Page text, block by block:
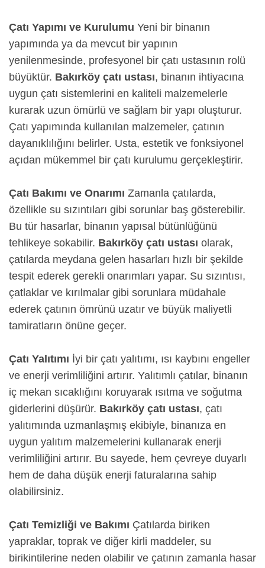
Çatı Yapımı ve Kurulumu Yeni bir binanın
yapımında ya da mevcut bir yapının
yenilenmesinde, profesyonel bir çatı ustasının rolü
büyüktür. Bakırköy çatı ustası, binanın ihtiyacına
uygun çatı sistemlerini en kaliteli malzemelerle
kurarak uzun ömürlü ve sağlam bir yapı oluşturur.
Çatı yapımında kullanılan malzemeler, çatının
dayanıklılığını belirler. Usta, estetik ve fonksiyonel
açıdan mükemmel bir çatı kurulumu gerçekleştirir.
Çatı Bakımı ve Onarımı Zamanla çatılarda,
özellikle su sızıntıları gibi sorunlar baş gösterebilir.
Bu tür hasarlar, binanın yapısal bütünlüğünü
tehlikeye sokabilir. Bakırköy çatı ustası olarak,
çatılarda meydana gelen hasarları hızlı bir şekilde
tespit ederek gerekli onarımları yapar. Su sızıntısı,
çatlaklar ve kırılmalar gibi sorunlara müdahale
ederek çatının ömrünü uzatır ve büyük maliyetli
tamiratların önüne geçer.
Çatı Yalıtımı İyi bir çatı yalıtımı, ısı kaybını engeller
ve enerji verimliliğini artırır. Yalıtımlı çatılar, binanın
iç mekan sıcaklığını koruyarak ısıtma ve soğutma
giderlerini düşürür. Bakırköy çatı ustası, çatı
yalıtımında uzmanlaşmış ekibiyle, binanıza en
uygun yalıtım malzemelerini kullanarak enerji
verimliliğini artırır. Bu sayede, hem çevreye duyarlı
hem de daha düşük enerji faturalarına sahip
olabilirsiniz.
Çatı Temizliği ve Bakımı Çatılarda biriken
yapraklar, toprak ve diğer kirli maddeler, su
birikintilerine neden olabilir ve çatının zamanla hasar